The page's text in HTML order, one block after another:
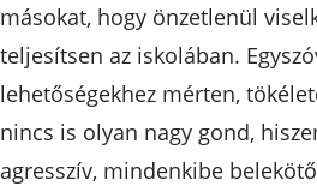
másokat, hogy önzetlenül
teljesítsen az iskolában.
lehetőségekhez mérten,
nincs is olyan nagy gond,
agresszív, mindenkibe